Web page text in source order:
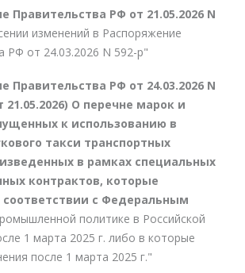
Правительства РФ от 21.05.2026 N
изменений в Распоряжение
РФ от 24.03.2026 N 592-р"
Правительства РФ от 24.03.2026 N
21.05.2026) О перечне марок и
к использованию в
такси транспортных
в рамках специальных
контрактов, которые
с Федеральным
политике в Российской
1 марта 2025 г. либо в которые
после 1 марта 2025 г."